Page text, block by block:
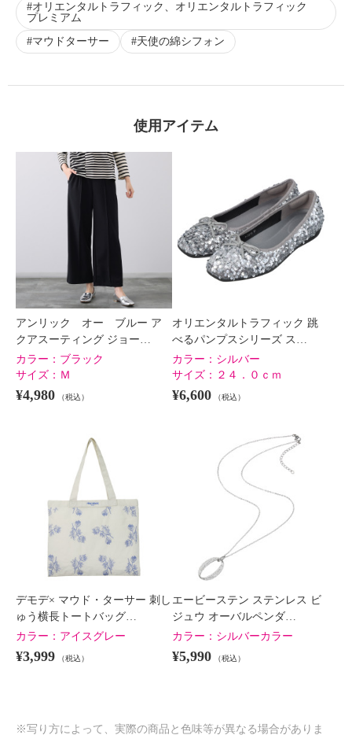
オリエンタルトラフィック、オリエンタルトラフィック
プレミアム
マウドターサー
天使の綿シフォン
使用アイテム
アンリック オー ブルー ア
クアスーティング ジョー…
カラー： ブラック
サイズ： Ｍ
¥4,980 （税込）
オリエンタルトラフィック 跳
べるパンプスシリーズ ス…
カラー： シルバー
サイズ： ２４．０ｃｍ
¥6,600 （税込）
デモデ× マウド・ターサー 刺し
ゅう横長トートバッグ…
カラー： アイスグレー
¥3,999 （税込）
エービーステン ステンレス ビ
ジュウ オーバルペンダ…
カラー： シルバーカラー
¥5,990 （税込）
※写り方によって、実際の商品と色味等が異なる場合がありま